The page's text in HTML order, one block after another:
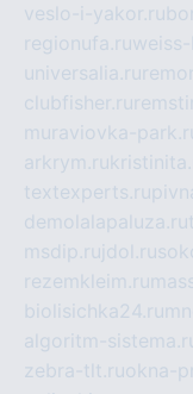
veslo-i-yakor.ru
regionufa.ru
universalia.ru
clubfisher.ru
muraviovka-
arkrym.ru
textexperts.ru
demolalapaluza.ru
msdip.ru jdol.ru
rezemkleim.ru
biolisichka24.ru
algoritm-
zebra-tlt.ruokna-